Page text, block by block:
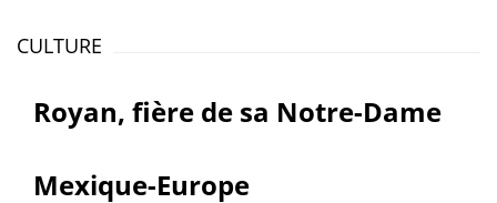
CULTURE
Royan, fière de sa Notre-Dame
Mexique-Europe